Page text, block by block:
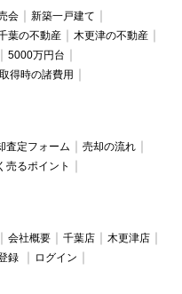
会
新築一戸建て
葉の不動産
木更津の不動産
5000万円台
得時の諸費用
査定フォーム
売却の流れ
売るポイント
会社概要 千葉店
木更津店
録
ログイン